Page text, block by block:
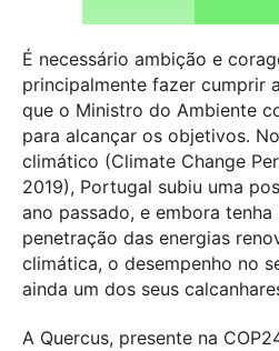
É necessário ambição e
principalmente fazer cumprir
que o Ministro do Ambiente
para alcançar os objetivos.
climático (Climate Change
2019), Portugal subiu uma
ano passado, e embora
penetração das energias
climática, o desempenho no
ainda um dos seus
A Quercus, presente na